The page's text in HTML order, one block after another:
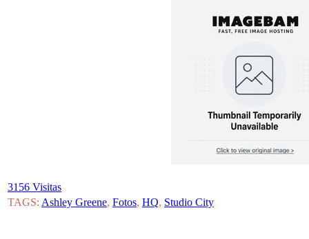
3156 Visitas
TAGS: Ashley Greene, Fotos, HQ, Studio City